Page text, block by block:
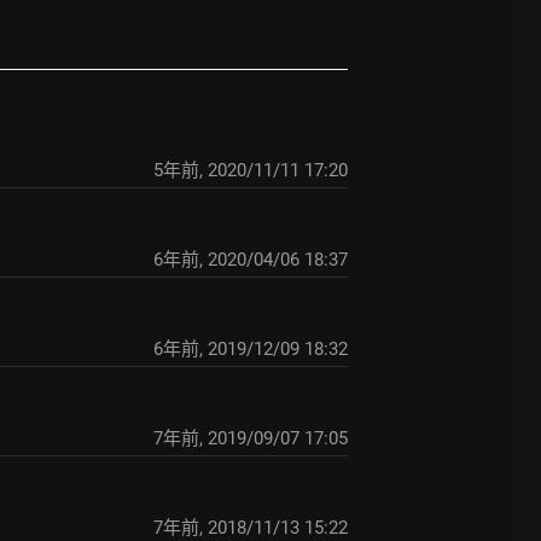
5年前, 2020/11/11 17:20
6年前, 2020/04/06 18:37
6年前, 2019/12/09 18:32
7年前, 2019/09/07 17:05
7年前, 2018/11/13 15:22